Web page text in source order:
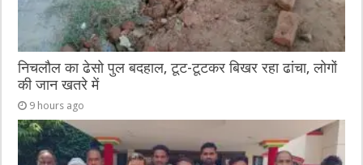
निचलौल का ढेसो पुल बदहाल, टूट-टूटकर बिखर रहा ढांचा, लोगों
की जान खतरे में
9 hours ago